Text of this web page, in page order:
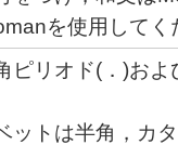
を使用してく
ピリオド(．)お
ットは半角，カ